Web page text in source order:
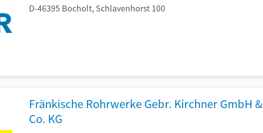
D-46395 Bocholt, Schlavenhorst 100
Fränkische Rohrwerke Gebr. Kirchner GmbH &
Co. KG